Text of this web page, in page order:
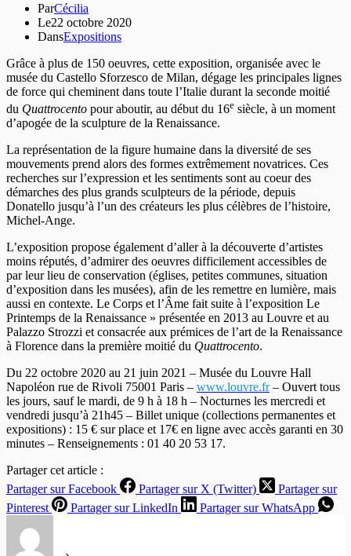
ParCécilia
Le22 octobre 2020
DansExpositions
Grâce à plus de 150 oeuvres, cette exposition, organisée avec le
musée du Castello Sforzesco de Milan, dégage les principales lignes
de force qui cheminent dans toute l’Italie durant la seconde moitié
du Quattrocento pour aboutir, au début du 16e siècle, à un moment
d’apogée de la sculpture de la Renaissance.
La représentation de la figure humaine dans la diversité de ses
mouvements prend alors des formes extrêmement novatrices. Ces
recherches sur l’expression et les sentiments sont au coeur des
démarches des plus grands sculpteurs de la période, depuis
Donatello jusqu’à l’un des créateurs les plus célèbres de l’histoire,
Michel-Ange.
L’exposition propose également d’aller à la découverte d’artistes
moins réputés, d’admirer des oeuvres difficilement accessibles de
par leur lieu de conservation (églises, petites communes, situation
d’exposition dans les musées), afin de les remettre en lumière, mais
aussi en contexte. Le Corps et l’Âme fait suite à l’exposition Le
Printemps de la Renaissance » présentée en 2013 au Louvre et au
Palazzo Strozzi et consacrée aux prémices de l’art de la Renaissance
à Florence dans la première moitié du Quattrocento.
Du 22 octobre 2020 au 21 juin 2021 – Musée du Louvre Hall
Napoléon rue de Rivoli 75001 Paris – www.louvre.fr– Ouvert tous
les jours, sauf le mardi, de 9 h à 18 h – Nocturnes les mercredi et
vendredi jusqu’à 21h45 – Billet unique (collections permanentes et
expositions) : 15 € sur place et 17€ en ligne avec accès garanti en 30
minutes – Renseignements : 01 40 20 53 17.
Partager cet article :
Partager sur Facebook
Partager sur X (Twitter)
Partager sur
Pinterest
Partager sur LinkedIn Partager sur WhatsApp